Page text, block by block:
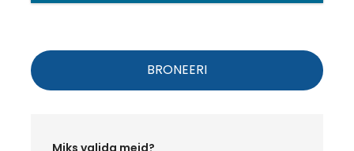
BRONEERI
Miks valida meid?
Toimumiskoht: